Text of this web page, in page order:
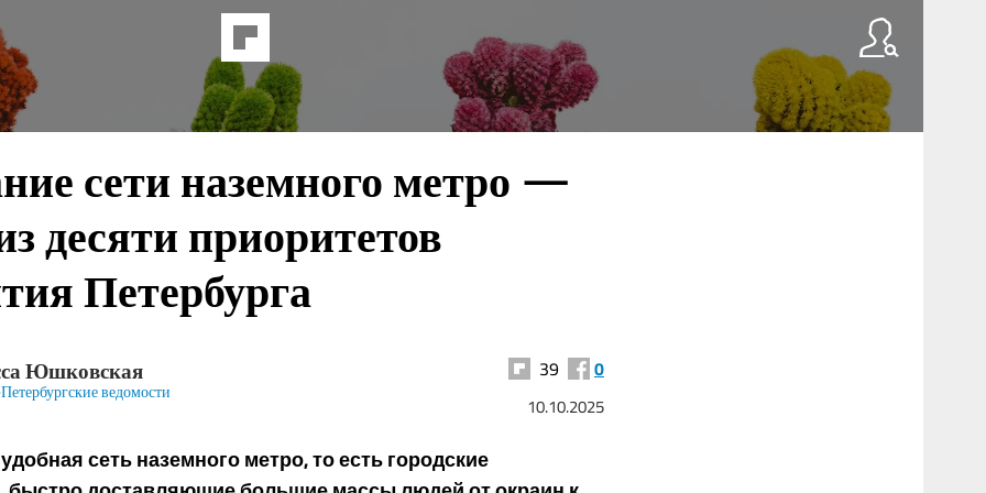
сети наземного метро —
десяти приоритетов
Петербурга
Юшковская
ведомости
39 0
10.10.2025
сеть наземного метро, то есть городские